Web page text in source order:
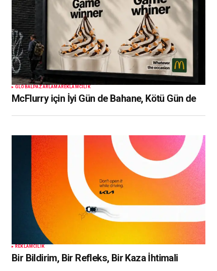
GLOBAL PAZARLAMA REKLAMCILIK
McFlurry için İyi Gün de Bahane, Kötü Gün de
REKLAMCILIK
Bir Bildirim, Bir Refleks, Bir Kaza İhtimali